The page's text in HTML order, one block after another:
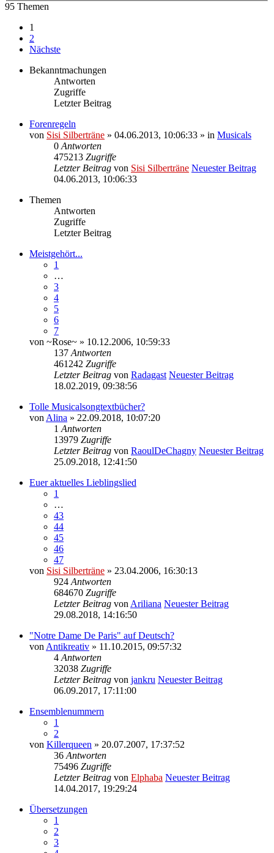
95 Themen
1
2
Nächste
Bekanntmachungen
Antworten
Zugriffe
Letzter Beitrag
Forenregeln
von Sisi Silberträne » 04.06.2013, 10:06:33 » in Musicals
0 Antworten
475213 Zugriffe
Letzter Beitrag von Sisi Silberträne Neuester Beitrag
04.06.2013, 10:06:33
Themen
Antworten
Zugriffe
Letzter Beitrag
Meistgehört...
1
…
3
4
5
6
7
von ~Rose~ » 10.12.2006, 10:59:33
137 Antworten
461242 Zugriffe
Letzter Beitrag von Radagast Neuester Beitrag
18.02.2019, 09:38:56
Tolle Musicalsongtextbücher?
von Alina » 22.09.2018, 10:07:20
1 Antworten
13979 Zugriffe
Letzter Beitrag von RaoulDeChagny Neuester Beitrag
25.09.2018, 12:41:50
Euer aktuelles Lieblingslied
1
…
43
44
45
46
47
von Sisi Silberträne » 23.04.2006, 16:30:13
924 Antworten
684670 Zugriffe
Letzter Beitrag von Ariliana Neuester Beitrag
29.08.2018, 14:16:50
"Notre Dame De Paris" auf Deutsch?
von Antikreativ » 11.10.2015, 09:57:32
4 Antworten
32038 Zugriffe
Letzter Beitrag von jankru Neuester Beitrag
06.09.2017, 17:11:00
Ensemblenummern
1
2
von Killerqueen » 20.07.2007, 17:37:52
36 Antworten
75496 Zugriffe
Letzter Beitrag von Elphaba Neuester Beitrag
14.04.2017, 19:29:24
Übersetzungen
1
2
3